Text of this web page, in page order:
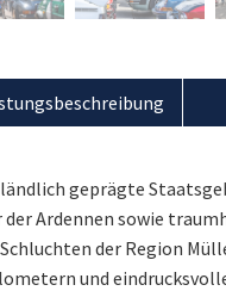
geprägte
der Ardennen sowie
der Region
und